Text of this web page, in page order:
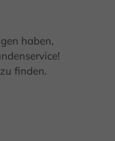
haben,
finden.
Plattformen werden
manuellen